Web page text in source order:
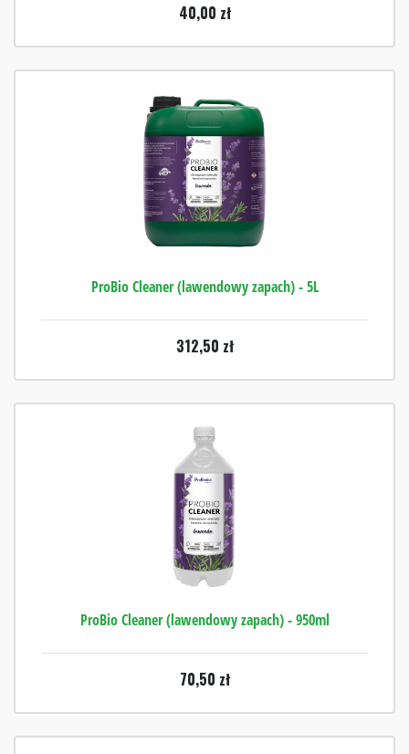
40,00 zł
ProBio Cleaner (lawendowy zapach) - 5L
312,50 zł
ProBio Cleaner (lawendowy zapach) - 950ml
70,50 zł